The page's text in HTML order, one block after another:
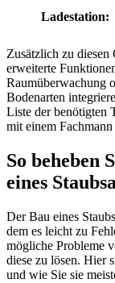
Ladestation:
Zusätzlich zu diesen
erweiterte
Raumüberwachung
Bodenarten
Liste der benötigten
mit einem
So beheben
eines
Der Bau eines
dem es leicht zu
mögliche Probleme
diese zu lösen. Hier
und wie Sie sie